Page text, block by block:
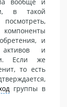
в такой
и
активов и
Если же
то есть
группы в